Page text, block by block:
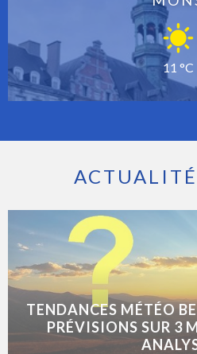
11 °C
TENDANCES MÉTÉO
PRÉVISIONS SUR 3